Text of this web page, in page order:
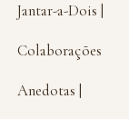
Jantar-a-Dois |
Colaborações
Anedotas |